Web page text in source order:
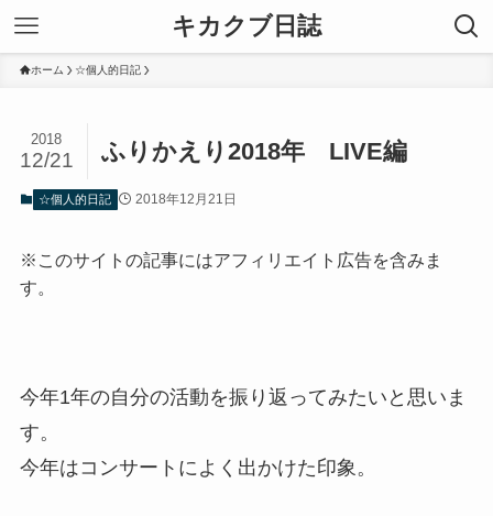
キカクブ日誌
ホーム ☆個人的日記
ふりかえり2018年 LIVE編
2018
12/21
☆個人的日記 2018年12月21日
※このサイトの記事にはアフィリエイト広告を含みま
す。
今年1年の自分の活動を振り返ってみたいと思いま
す。
今年はコンサートによく出かけた印象。